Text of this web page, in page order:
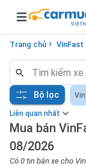
Open main menu
Trang chủ VinFast
Liên quan nhất
Mua bán
08/2026
Có 0 tin bán xe cho
Bộ lọc